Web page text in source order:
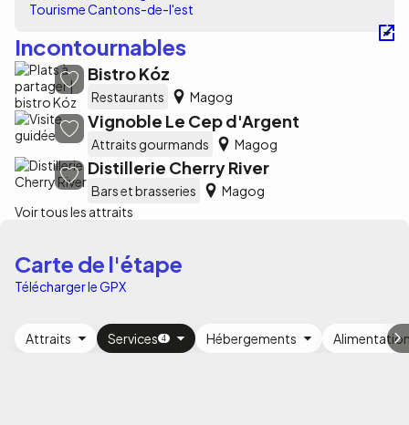
Tourisme Cantons-de-l'est
Incontournables
Bistro Kóz
Restaurants Magog
Vignoble Le Cep d'Argent
Attraits gourmands Magog
Distillerie Cherry River
Bars et brasseries
Magog
Voir tous les attraits
Carte de l'étape
Télécharger le GPX
Attraits Services Hébergements